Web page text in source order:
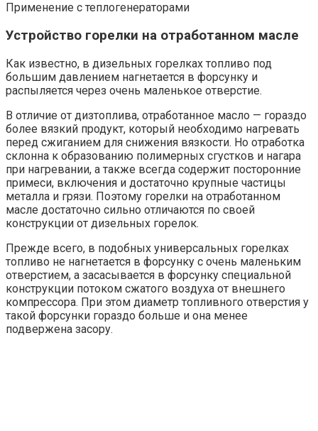
Применение с теплогенераторами
Устройство горелки на отработанном масле
Как известно, в дизельных горелках топливо под
большим давлением нагнетается в форсунку и
распыляется через очень маленькое отверстие.
В отличие от дизтоплива, отработанное масло — гораздо
более вязкий продукт, который необходимо нагревать
перед сжиганием для снижения вязкости. Но отработка
склонна к образованию полимерных сгустков и нагара
при нагревании, а также всегда содержит посторонние
примеси, включения и достаточно крупные частицы
металла и грязи. Поэтому горелки на отработанном
масле достаточно сильно отличаются по своей
конструкции от дизельных горелок.
Прежде всего, в подобных универсальных горелках
топливо не нагнетается в форсунку с очень маленьким
отверстием, а засасывается в форсунку специальной
конструкции потоком сжатого воздуха от внешнего
компрессора. При этом диаметр топливного отверстия у
такой форсунки гораздо больше и она менее
подвержена засору.